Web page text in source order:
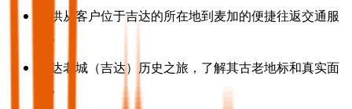
提供从客户位于吉达的所在地到麦加的便捷往返交通服
务。
吉达老城（吉达）历史之旅，了解其古老地标和真实面
貌。